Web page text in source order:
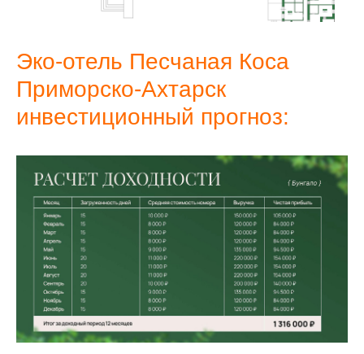
Эко-отель Песчаная Коса
Приморско-Ахтарск
инвестиционный прогноз: